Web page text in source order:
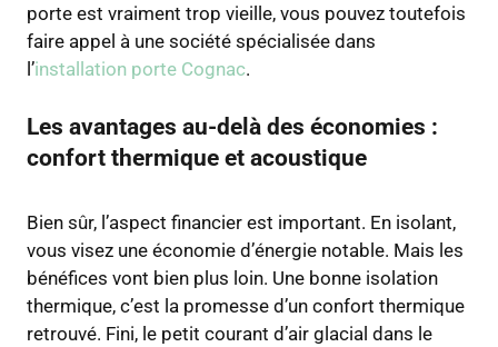
porte est vraiment trop vieille, vous pouvez toutefois
faire appel à une société spécialisée dans
l’installation porte Cognac.
Les avantages au-delà des économies :
confort thermique et acoustique
Bien sûr, l’aspect financier est important. En isolant,
vous visez une économie d’énergie notable. Mais les
bénéfices vont bien plus loin. Une bonne isolation
thermique, c’est la promesse d’un confort thermique
retrouvé. Fini, le petit courant d’air glacial dans le